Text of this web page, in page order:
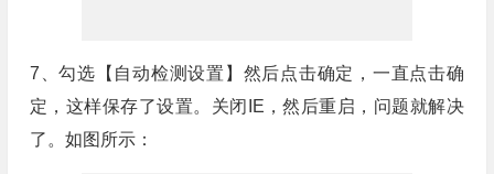
7、勾选【自动检测设置】然后点击确定，一直点击确
定，这样保存了设置。关闭IE，然后重启，问题就解决
了。如图所示：